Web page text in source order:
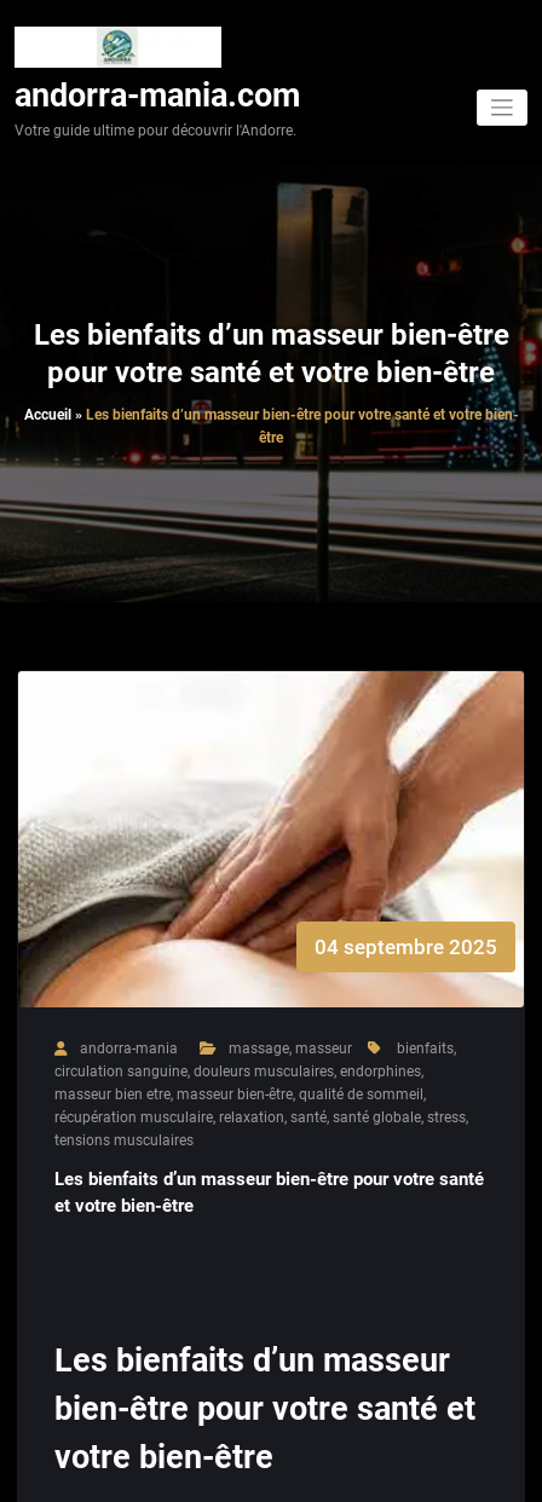
andorra-mania.com
Votre guide ultime pour découvrir l'Andorre.
Les bienfaits d’un masseur bien-être
pour votre santé et votre bien-être
Accueil » Les bienfaits d’un masseur bien-être pour votre santé et votre bien-
être
04 septembre 2025
andorra-mania massage, masseur bienfaits,
circulation sanguine, douleurs musculaires, endorphines,
masseur bien etre, masseur bien-être, qualité de sommeil ,
récupération musculaire, relaxation, santé, santé globale, stress,
tensions musculaires
Les bienfaits d’un masseur bien-être pour votre santé
et votre bien-être
Les bienfaits d’un masseur
bien-être pour votre santé et
votre bien-être